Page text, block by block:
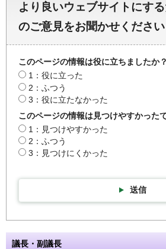
より良いウェブサイトにす
のご意見をお聞かせください
このページの情報は役に立ちましたか？
1：役に立った
2：ふつう
3：役に立たなかった
このページの情報は見つけやすかった
1：見つけやすかった
2：ふつう
3：見つけにくかった
送信
議長・副議長